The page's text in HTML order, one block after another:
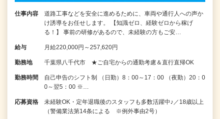
仕事内容
道路工事などを安全に進めるために、車両や通行人への声か
け誘導をお任せします。 【知識ゼロ、経験ゼロから稼げ
る！】 事前の研修があるので、未経験の方もご安…
給与 月給220,000円～257,620円
勤務地 千葉県八千代市 ★ご自宅からの通勤考慮＆直行直帰OK
勤務時間
自己申告のシフト制 （日勤）8：00～17：00 （夜勤）20：0
0～翌5：00 ※…
応募資格
未経験OK・定年退職後のスタッフも多数活躍中♪／18歳以上
（警備業法第14条による ※例外事由2号）